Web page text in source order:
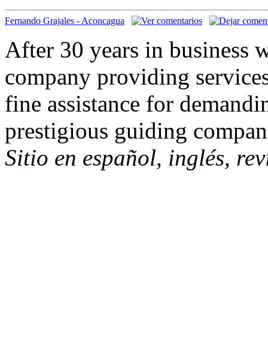
Fernando Grajales - Aconcagua
After 30 years in business
company providing
fine assistance for
prestigious guiding
Sitio en español, inglés,